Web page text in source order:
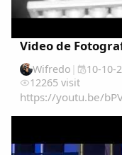
Video de
Wifredo | 10-10-
12265 visit
https://youtu.be/